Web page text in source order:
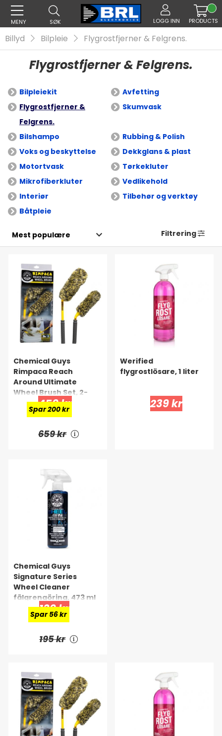
MENY SØK LOGG INN PRODUCTS
Billyd Bilpleie Flygrostfjerner & Felgrens.
Flygrostfjerner & Felgrens.
Bilpleiekit
Avfetting
Flygrostfjerner &
Felgrens.
Skumvask
Bilshampo
Rubbing & Polish
Voks og beskyttelse
Dekkglans & plast
Motortvask
Tørkekluter
Mikrofiberkluter
Vedlikehold
Interiør
Tilbehør og verktøy
Båtpleie
Filtrering
Chemical Guys
Rimpaca Reach
Around Ultimate
Wheel Brush Set, 2-
pack
459 kr
Spar 200 kr
659 kr
Werified
flygrostlösare, 1 liter
239 kr
Chemical Guys
Signature Series
Wheel Cleaner
fälgrengöring, 473 ml
139 kr
Spar 56 kr
195 kr